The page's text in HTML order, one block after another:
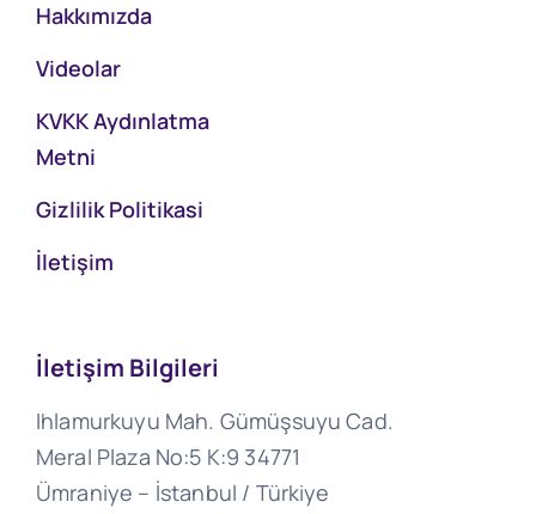
Hakkımızda
Videolar
KVKK Aydınlatma
Metni
Gizlilik Politikasi
İletişim
İletişim Bilgileri
Ihlamurkuyu Mah. Gümüşsuyu Cad.
Meral Plaza No:5 K:9 34771
Ümraniye – İstanbul / Türkiye